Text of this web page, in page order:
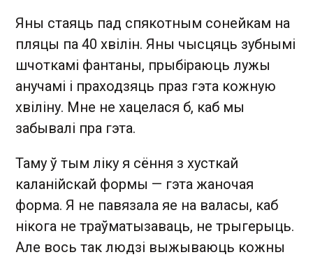
Яны стаяць пад спякотным сонейкам на
пляцы па 40 хвілін. Яны чысцяць зубнымі
шчоткамі фантаны, прыбіраюць лужы
анучамі і праходзяць праз гэта кожную
хвіліну. Мне не хацелася б, каб мы
забывалі пра гэта.
Таму ў тым ліку я сёння з хусткай
каланійскай формы — гэта жаночая
форма. Я не павязала яе на валасы, каб
нікога не траўматызаваць, не трыгерыць.
Але вось так людзі выжываюць кожны